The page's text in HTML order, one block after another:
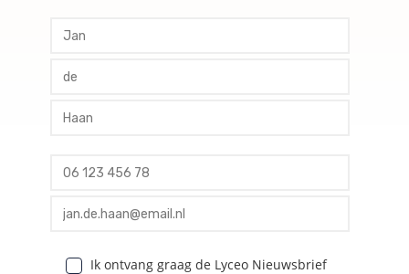
profile voornaam
profile tussenvoegsel
profile achternaam
profile telefoon
profile email
Ik ontvang graag de Lyceo Nieuwsbrief